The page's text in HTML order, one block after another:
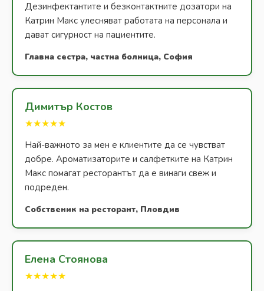
Дезинфектантите и безконтактните дозатори на
Катрин Макс улесняват работата на персонала и
дават сигурност на пациентите.
Главна сестра, частна болница, София
Димитър Костов
★★★★★
Най-важното за мен е клиентите да се чувстват
добре. Ароматизаторите и салфетките на Катрин
Макс помагат ресторантът да е винаги свеж и
подреден.
Собственик на ресторант, Пловдив
Елена Стоянова
★★★★★